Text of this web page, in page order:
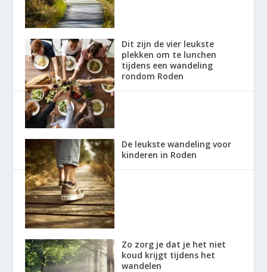
Dit zijn de vier leukste
plekken om te lunchen
tijdens een wandeling
rondom Roden
De leukste wandeling voor
kinderen in Roden
Zo zorg je dat je het niet
koud krijgt tijdens het
wandelen